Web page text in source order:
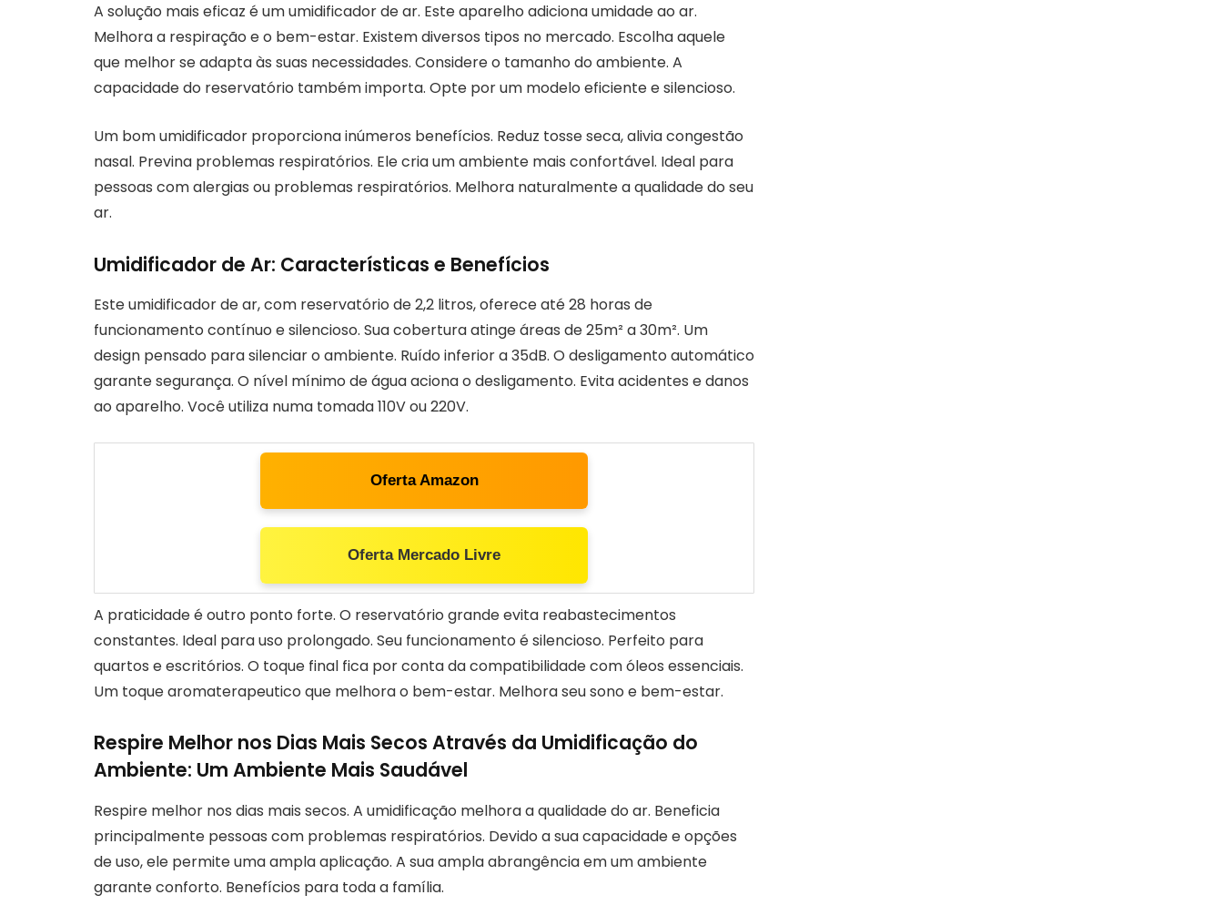
A solução mais eficaz é um umidificador de ar. Este aparelho adiciona umidade ao ar.
Melhora a respiração e o bem-estar. Existem diversos tipos no mercado. Escolha aquele
que melhor se adapta às suas necessidades. Considere o tamanho do ambiente. A
capacidade do reservatório também importa. Opte por um modelo eficiente e silencioso.
Um bom umidificador proporciona inúmeros benefícios. Reduz tosse seca, alivia congestão
nasal. Previna problemas respiratórios. Ele cria um ambiente mais confortável. Ideal para
pessoas com alergias ou problemas respiratórios. Melhora naturalmente a qualidade do seu
ar.
Umidificador de Ar: Características e Benefícios
Este umidificador de ar, com reservatório de 2,2 litros, oferece até 28 horas de
funcionamento contínuo e silencioso. Sua cobertura atinge áreas de 25m² a 30m². Um
design pensado para silenciar o ambiente. Ruído inferior a 35dB. O desligamento automático
garante segurança. O nível mínimo de água aciona o desligamento. Evita acidentes e danos
ao aparelho. Você utiliza numa tomada 110V ou 220V.
Oferta Amazon
Oferta Mercado Livre
A praticidade é outro ponto forte. O reservatório grande evita reabastecimentos
constantes. Ideal para uso prolongado. Seu funcionamento é silencioso. Perfeito para
quartos e escritórios. O toque final fica por conta da compatibilidade com óleos essenciais.
Um toque aromaterapeutico que melhora o bem-estar. Melhora seu sono e bem-estar.
Respire Melhor nos Dias Mais Secos Através da Umidificação do
Ambiente: Um Ambiente Mais Saudável
Respire melhor nos dias mais secos. A umidificação melhora a qualidade do ar. Beneficia
principalmente pessoas com problemas respiratórios. Devido a sua capacidade e opções
de uso, ele permite uma ampla aplicação. A sua ampla abrangência em um ambiente
garante conforto. Benefícios para toda a família.